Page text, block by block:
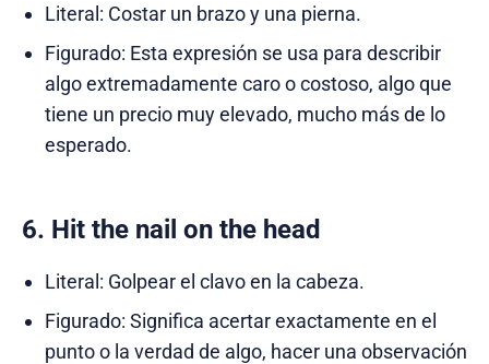
Literal: Costar un brazo y una pierna.
Figurado: Esta expresión se usa para describir
algo extremadamente caro o costoso, algo que
tiene un precio muy elevado, mucho más de lo
esperado.
6. Hit the nail on the head
Literal: Golpear el clavo en la cabeza.
Figurado: Significa acertar exactamente en el
punto o la verdad de algo, hacer una observación